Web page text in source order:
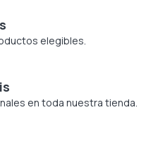
elegibles.
en toda nuestra tienda.